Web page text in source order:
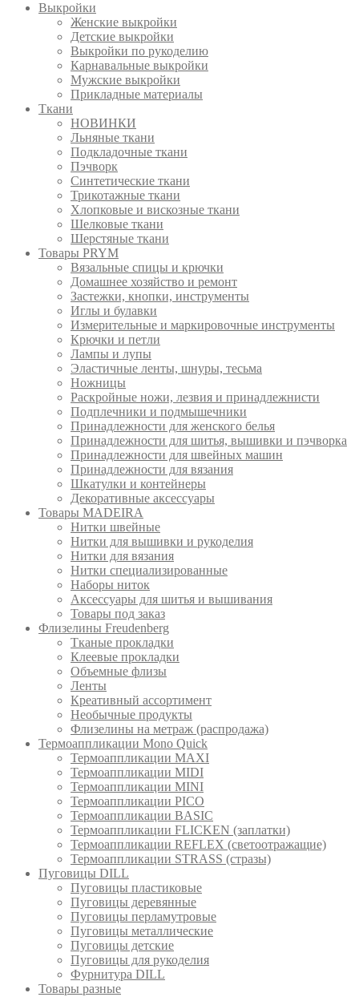
Выкройки
Женские выкройки
Детские выкройки
Выкройки по рукоделию
Карнавальные выкройки
Мужские выкройки
Прикладные материалы
Ткани
НОВИНКИ
Льняные ткани
Подкладочные ткани
Пэчворк
Синтетические ткани
Трикотажные ткани
Хлопковые и вискозные ткани
Шелковые ткани
Шерстяные ткани
Товары PRYM
Вязальные спицы и крючки
Домашнее хозяйство и ремонт
Застежки, кнопки, инструменты
Иглы и булавки
Измерительные и маркировочные инструменты
Крючки и петли
Лампы и лупы
Эластичные ленты, шнуры, тесьма
Ножницы
Раскройные ножи, лезвия и принадлежнисти
Подплечники и подмышечники
Принадлежности для женского белья
Принадлежности для шитья, вышивки и пэчворка
Принадлежности для швейных машин
Принадлежности для вязания
Шкатулки и контейнеры
Декоративные аксессуары
Товары MADEIRA
Нитки швейные
Нитки для вышивки и рукоделия
Нитки для вязания
Нитки специализированные
Наборы ниток
Аксессуары для шитья и вышивания
Товары под заказ
Флизелины Freudenberg
Тканые прокладки
Клеевые прокладки
Объемные флизы
Ленты
Креативный ассортимент
Необычные продукты
Флизелины на метраж (распродажа)
Термоаппликации Mono Quick
Термоаппликации MAXI
Термоаппликации MIDI
Термоаппликации MINI
Термоаппликации PICO
Термоаппликации BASIC
Термоаппликации FLICKEN (заплатки)
Термоаппликации REFLEX (светоотражащие)
Термоаппликации STRASS (стразы)
Пуговицы DILL
Пуговицы пластиковые
Пуговицы деревянные
Пуговицы перламутровые
Пуговицы металлические
Пуговицы детские
Пуговицы для рукоделия
Фурнитура DILL
Товары разные